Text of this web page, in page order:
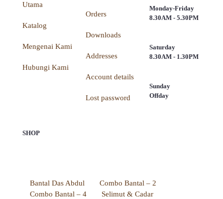
Utama
Katalog
Mengenai Kami
Hubungi Kami
Orders
Downloads
Addresses
Account details
Lost password
Monday-Friday
8.30AM - 5.30PM
Saturday
8.30AM - 1.30PM
Sunday
Offday
SHOP
Bantal Das Abdul
Combo Bantal – 2
Combo Bantal – 4
Selimut & Cadar